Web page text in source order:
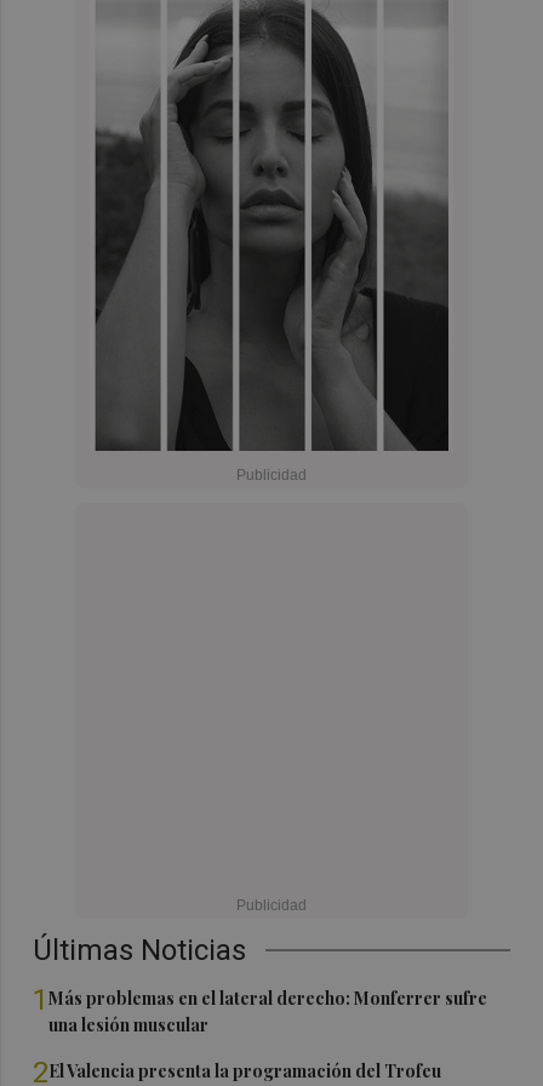
Últimas Noticias
1Más problemas en el lateral derecho: Monferrer sufre
una lesión muscular
2El Valencia presenta la programación del Trofeu